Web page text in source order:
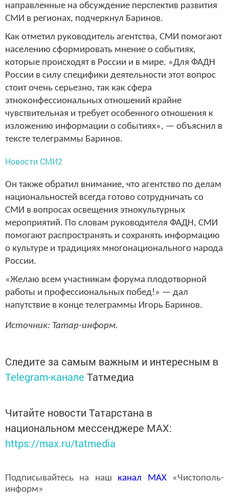
направленные на обсуждение перспектив развития
СМИ в регионах, подчеркнул Баринов.
Как отметил руководитель агентства, СМИ помогают
населению сформировать мнение о событиях,
которые происходят в России и в мире. «Для ФАДН
России в силу специфики деятельности этот вопрос
стоит очень серьезно, так как сфера
этноконфессиональных отношений крайне
чувствительная и требует особенного отношения к
изложению информации о событиях», — объяснил в
тексте телеграммы Баринов.
Новости СМИ2
Он также обратил внимание, что агентство по делам
национальностей всегда готово сотрудничать со
СМИ в вопросах освещения этнокультурных
мероприятий. По словам руководителя ФАДН, СМИ
помогают распространять и сохранять информацию
о культуре и традициях многонационального народа
России.
«Желаю всем участникам форума плодотворной
работы и профессиональных побед!» — дал
напутствие в конце телеграммы Игорь Баринов.
Источник: Татар-информ.
Следите за самым важным и интересным в
Telegram-канале Татмедиа
Читайте новости Татарстана в
национальном мессенджере MАХ:
https://max.ru/tatmedia
Подписывайтесь на наш канал MAX«Чистополь-
информ»